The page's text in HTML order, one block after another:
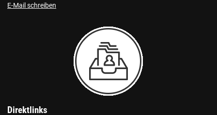
E-Mail schreiben
Direktlinks